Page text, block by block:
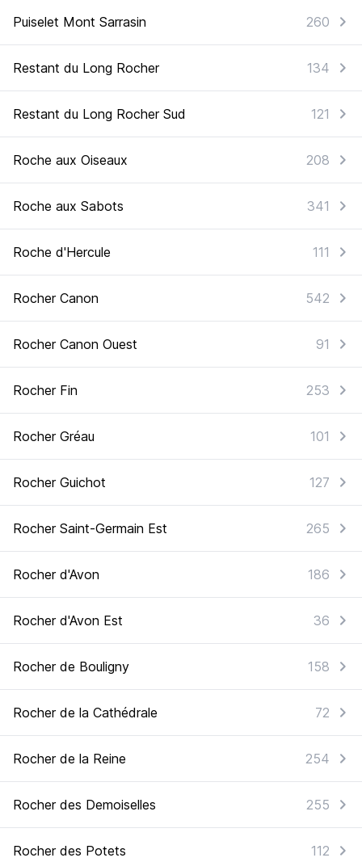
Puiselet Mont Sarrasin 260
Restant du Long Rocher 134
Restant du Long Rocher Sud 121
Roche aux Oiseaux 208
Roche aux Sabots 341
Roche d'Hercule 111
Rocher Canon 542
Rocher Canon Ouest 91
Rocher Fin 253
Rocher Gréau 101
Rocher Guichot 127
Rocher Saint-Germain Est 265
Rocher d'Avon 186
Rocher d'Avon Est 36
Rocher de Bouligny 158
Rocher de la Cathédrale 72
Rocher de la Reine 254
Rocher des Demoiselles 255
Rocher des Potets 112